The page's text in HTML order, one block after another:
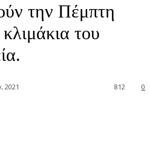
την Πέμπτη
του
2021 0
812